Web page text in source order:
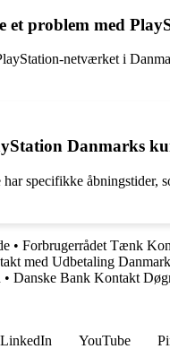
problem med
netværket i
Danmarks
specifikke åbningstider,
• Forbrugerrådet Tænk
med Udbetaling Danmark
• Danske Bank Kontakt
LinkedIn YouTube